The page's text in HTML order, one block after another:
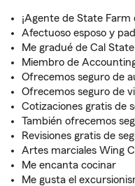
¡Agente de State Farm
Afectuoso esposo y
Me gradué de Cal
Miembro de
Ofrecemos seguro de
Ofrecemos seguro de
Cotizaciones gratis de
También ofrecemos
Revisiones gratis de
Artes marciales Wing
Me encanta cocinar
Me gusta el